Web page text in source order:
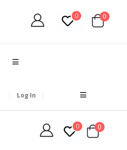
0 0
Log In
0 0